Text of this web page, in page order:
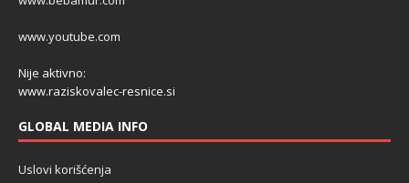
www.youtube.com
Nije aktivno:
www.raziskovalec-resnice.si
GLOBAL MEDIA INFO
Uslovi korišćenja